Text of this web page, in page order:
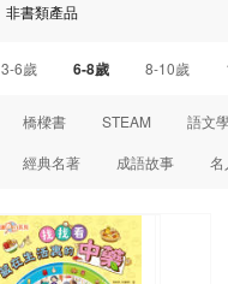
非書類產品
3-6歲 6-8歲 8-10歲
橋樑書 STEAM 語文
經典名著 成語故事 名